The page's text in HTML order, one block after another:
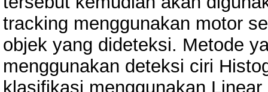
tracking menggunakan motor
objek yang dideteksi. Metode
menggunakan deteksi ciri
klasifikasi menggunakan